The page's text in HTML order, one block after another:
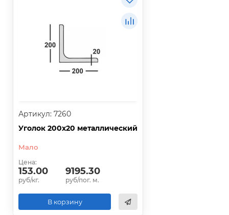
Артикул: 7260
Уголок 200х20 металлический
Мало
Цена:
153.00
руб/кг.
9195.30
руб/пог. м.
В корзину